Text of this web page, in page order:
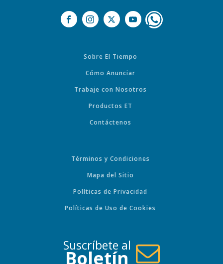
Sobre El Tiempo
Cómo Anunciar
Trabaje con Nosotros
Productos ET
Contáctenos
Términos y Condiciones
Mapa del Sitio
Políticas de Privacidad
Políticas de Uso de Cookies
Suscríbete al
Boletín